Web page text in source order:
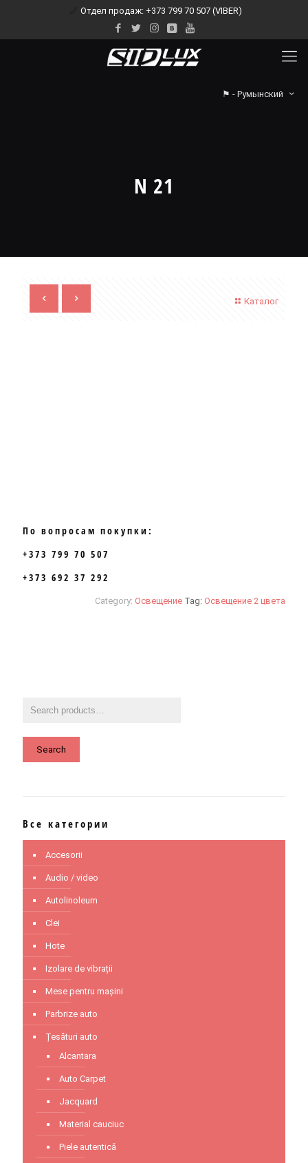
Отдел продаж: +373 799 70 507 (VIBER)
⚑ - Румынский
N 21
Каталог
По вопросам покупки:
+373 799 70 507
+373 692 37 292
Category: Освещение Tag: Освещение 2 цвета
Search
Все категории
Accesorii
Audio / video
Autolinoleum
Clei
Hote
Izolare de vibrații
Mese pentru mașini
Parbrize auto
Țesături auto
Alcantara
Auto Carpet
Jacquard
Material cauciuc
Piele autentică